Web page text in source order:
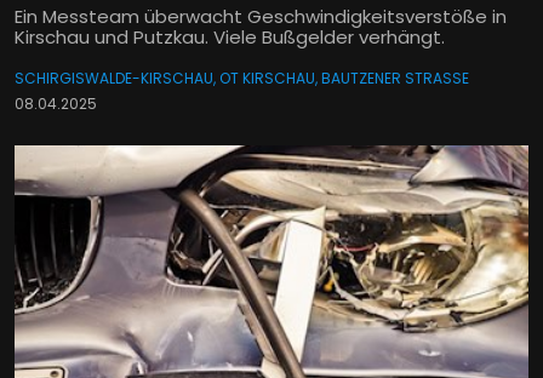
Ein Messteam überwacht Geschwindigkeitsverstöße in
Kirschau und Putzkau. Viele Bußgelder verhängt.
SCHIRGISWALDE-KIRSCHAU, OT KIRSCHAU, BAUTZENER STRASSE
08.04.2025